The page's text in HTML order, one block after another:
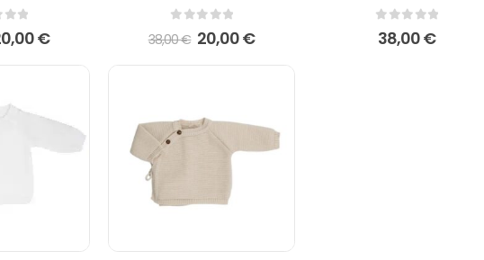
prix
38,00 €.
€Le
actuel
Kadolis
sur 5
38,00€ Le
prix
initial
20,00€Le
actuel
bébé fille
0sur 5
38,00€